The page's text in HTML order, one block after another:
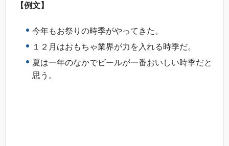
【例文】
今年もお祭りの時季がやってきた。
１２月はおもちゃ業界が力を入れる時季だ。
夏は一年のなかでビールが一番おいしい時季だと
思う。